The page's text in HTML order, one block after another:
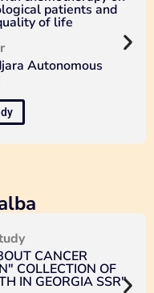
patients and
of life
Autonomous
CANCER
COLLECTION OF
IN GEORGIA SSR"